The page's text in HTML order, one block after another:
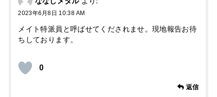
2023年6月8日 10:38 AM
メイト特派員と呼ばせてくだされませ。現地報告お待
ちしております。
0
返信